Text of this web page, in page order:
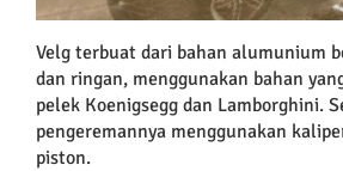
Velg terbuat dari bahan alumunium
dan ringan, menggunakan bahan
pelek Koenigsegg dan Lamborghini.
pengeremannya menggunakan
piston.